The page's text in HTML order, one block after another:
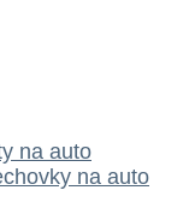
na auto
na auto